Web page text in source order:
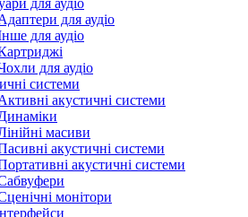
для аудіо
для аудіо
для аудіо
для аудіо
системи
акустичні системи
масиви
акустичні системи
акустичні системи
монітори